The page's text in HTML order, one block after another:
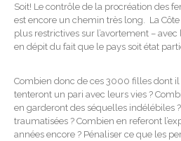
Soit! Le contrôle de la procréation des
est encore un chemin très long. La Côte
plus restrictives sur l’avortement –
en dépit du fait que le pays soit état
Combien donc de ces 3000 filles dont
tenteront un pari avec leurs vies ?
en garderont des séquelles indélébiles
traumatisées ? Combien en referont
années encore ? Pénaliser ce que les